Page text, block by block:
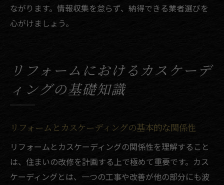
ながります。情報収集を怠らず、納得できる業者選びを
心がけましょう。
リフォームにおけるカスケーデ
ィングの基礎知識
リフォームとカスケーディングの基本的な関係性
リフォームとカスケーディングの関係性を理解すること
は、住まいの改修を計画する上で極めて重要です。カス
ケーディングとは、一つの工事や改善が他の部分にも波